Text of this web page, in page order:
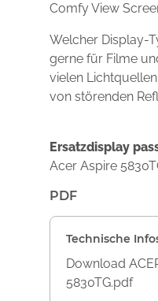
Comfy View
Welcher Display-
gerne für Filme
vielen
von störenden
Ersatzdisplay
Acer Aspire
PDF
Technische
Download
5830TG.pdf